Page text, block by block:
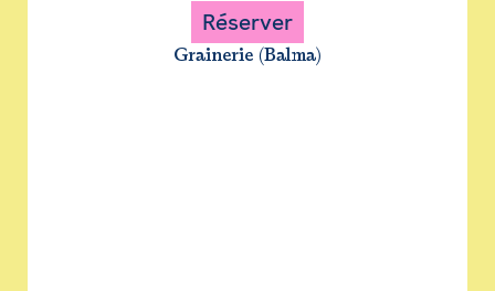
Réserver
Grainerie (Balma)